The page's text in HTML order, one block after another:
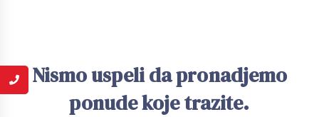
Nismo uspeli da pronadjemo
ponude koje trazite.